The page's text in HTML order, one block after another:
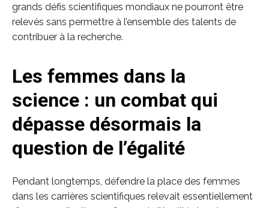
grands défis scientifiques mondiaux ne pourront être
relevés sans permettre à l’ensemble des talents de
contribuer à la recherche.
Les femmes dans la
science : un combat qui
dépasse désormais la
question de l’égalité
Pendant longtemps, défendre la place des femmes
dans les carrières scientifiques relevait essentiellement